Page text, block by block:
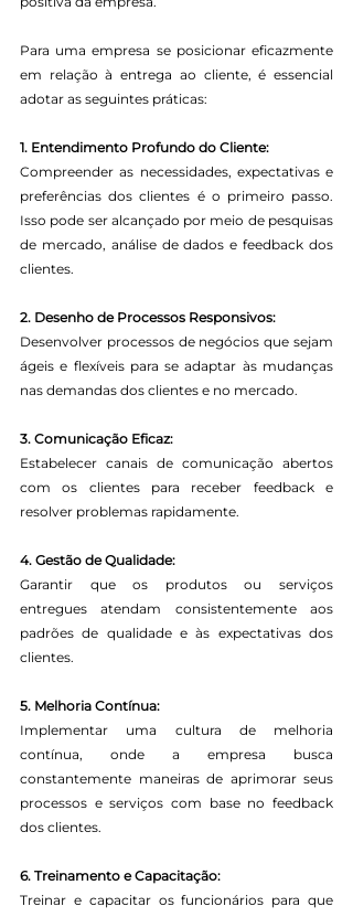
Para uma empresa se posicionar eficazmente
em relação à entrega ao cliente, é essencial
adotar as seguintes práticas:
1. Entendimento Profundo do Cliente:
Compreender as necessidades, expectativas e
preferências dos clientes é o primeiro passo.
Isso pode ser alcançado por meio de pesquisas
de mercado, análise de dados e feedback dos
clientes.
2. Desenho de Processos Responsivos:
Desenvolver processos de negócios que sejam
ágeis e flexíveis para se adaptar às mudanças
nas demandas dos clientes e no mercado.
3. Comunicação Eficaz:
Estabelecer canais de comunicação abertos
com os clientes para receber feedback e
resolver problemas rapidamente.
4. Gestão de Qualidade:
Garantir que os produtos ou serviços
entregues atendam consistentemente aos
padrões de qualidade e às expectativas dos
clientes.
5. Melhoria Contínua:
Implementar uma cultura de melhoria
contínua, onde a empresa busca
constantemente maneiras de aprimorar seus
processos e serviços com base no feedback
dos clientes.
6. Treinamento e Capacitação:
Treinar e capacitar os funcionários para que